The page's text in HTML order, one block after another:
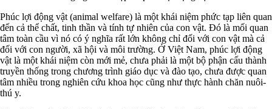
Phúc lợi động vật (animal welfare) là một khái niệm phức tạp liên quan
đến cả thể chất, tinh thần và tính tự nhiên của con vật. Đó là mối quan
tâm toàn cầu vì nó có ý nghĩa rất lớn không chỉ đối với con vật mà cả
đối với con người, xã hội và môi trường. Ở Việt Nam, phúc lợi động
vật là một khái niệm còn mới mẻ, chưa phải là một bộ phận cấu thành
truyền thống trong chương trình giáo dục và đào tạo, chưa được quan
tâm nhiều trong nghiên cứu khoa học cũng như thực hành chăn nuôi-
thú y.